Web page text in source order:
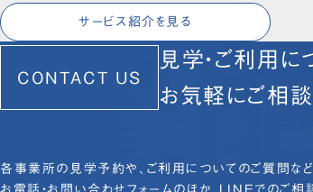
サービス紹介を見る
CONTACT US
見学・ご利用に
お気軽にご相談
各事業所の見学予約や、ご利用についてのご質問など
お電話・お問い合わせフォームのほか、LINEでのご相